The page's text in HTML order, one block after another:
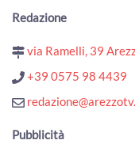
protesta
ArezzoTv
Laghetto
Redazione
via Ramelli, 39
+39 0575 98 4439
Pubblicità